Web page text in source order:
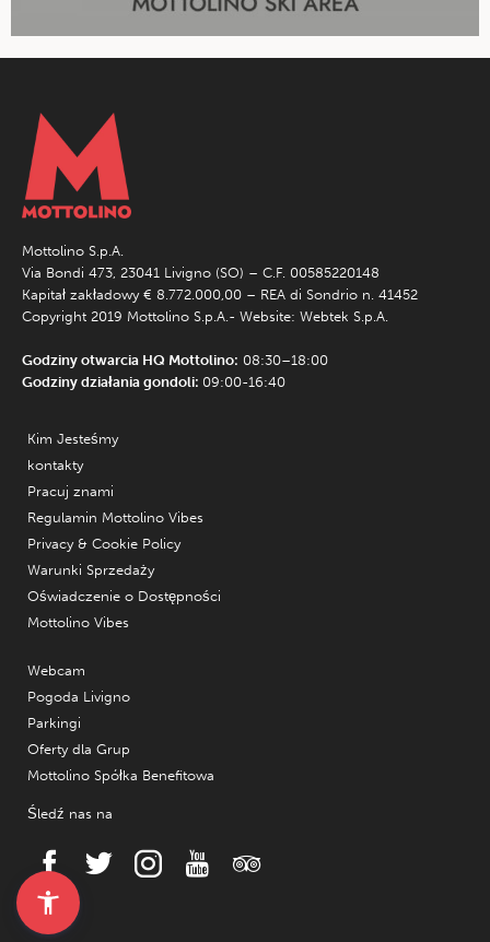
Mottolino S.p.A.
Via Bondi 473, 23041 Livigno (SO) – C.F. 00585220148
Kapitał zakładowy € 8.772.000,00 – REA di Sondrio n. 41452
Copyright 2019 Mottolino S.p.A.- Website: Webtek S.p.A.
Godziny otwarcia HQ Mottolino: 08:30–18:00
Godziny działania gondoli: 09:00-16:40
Kim Jesteśmy
kontakty
Pracuj znami
Regulamin Mottolino Vibes
Privacy & Cookie Policy
Warunki Sprzedaży
Oświadczenie o Dostępności
Mottolino Vibes
Webcam
Pogoda Livigno
Parkingi
Oferty dla Grup
Mottolino Spółka Benefitowa
Śledź nas na